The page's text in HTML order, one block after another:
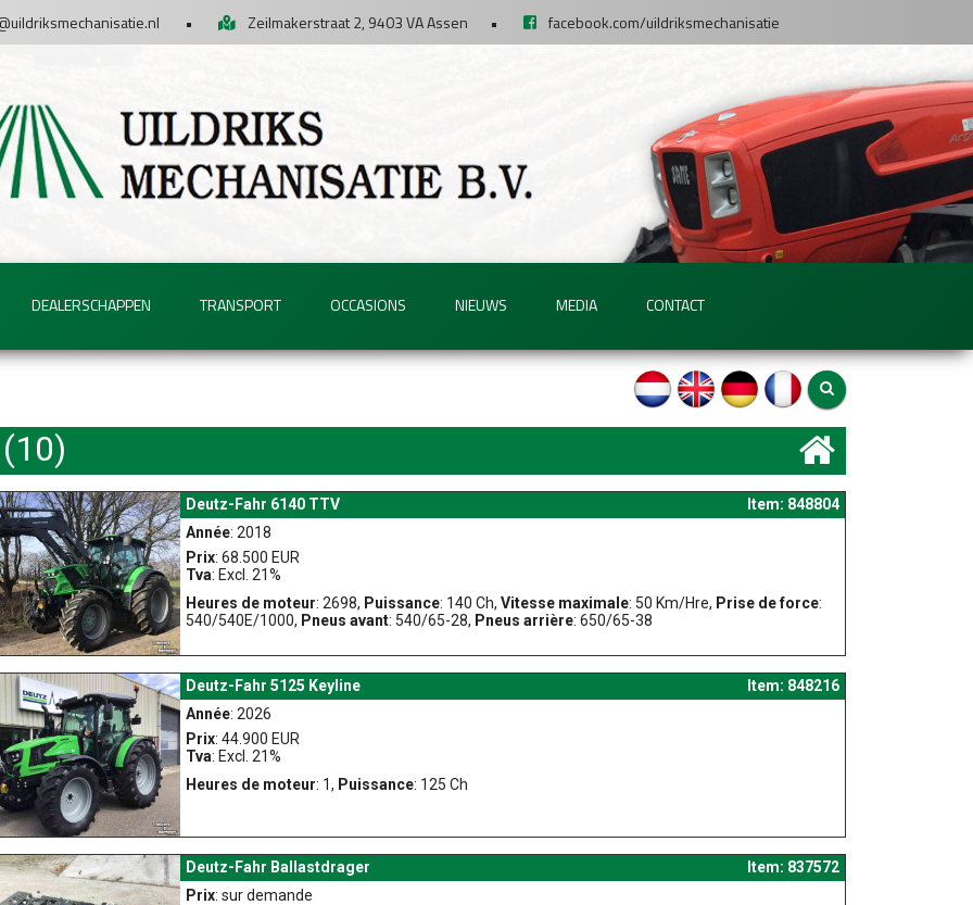
• Zeilmakerstraat 2, 9403 VA Assen • facebook.com/uildriksmechanisatie
DEALERSCHAPPEN TRANSPORT OCCASIONS NIEUWS MEDIA CONTACT
Deutz-Fahr 6140 TTV
Item: 848804
Année: 2018
Prix: 68.500 EUR
Tva: Excl. 21%
Heures de moteur: 2698, Puissance: 140 Ch,Vitesse maximale: 50 Km/Hre, Prise de force:
540/540E/1000, Pneus avant: 540/65-28, Pneus arrière: 650/65-38
Deutz-Fahr 5125 Keyline
Item: 848216
Année: 2026
Prix: 44.900 EUR
Tva: Excl. 21%
Heures de moteur: 1, Puissance: 125 Ch
Deutz-Fahr Ballastdrager
Item: 837572
Prix: sur demande